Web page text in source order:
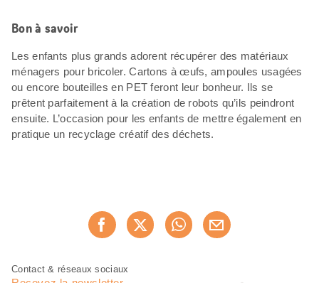
Bon à savoir
Les enfants plus grands adorent récupérer des matériaux
ménagers pour bricoler. Cartons à œufs, ampoules usagées
ou encore bouteilles en PET feront leur bonheur. Ils se
prêtent parfaitement à la création de robots qu’ils peindront
ensuite. L’occasion pour les enfants de mettre également en
pratique un recyclage créatif des déchets.
Recommander maintenant
Pied
Navigation
Contact & réseaux sociaux